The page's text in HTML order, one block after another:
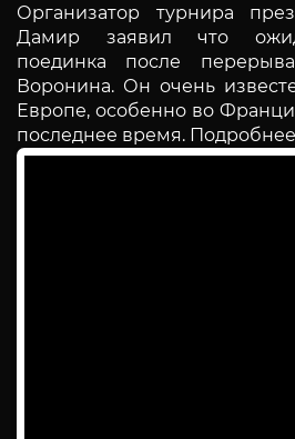
Организатор турнира
Дамир заявил что
поединка после
Воронина. Он очень
Европе, особенно во
последнее время.